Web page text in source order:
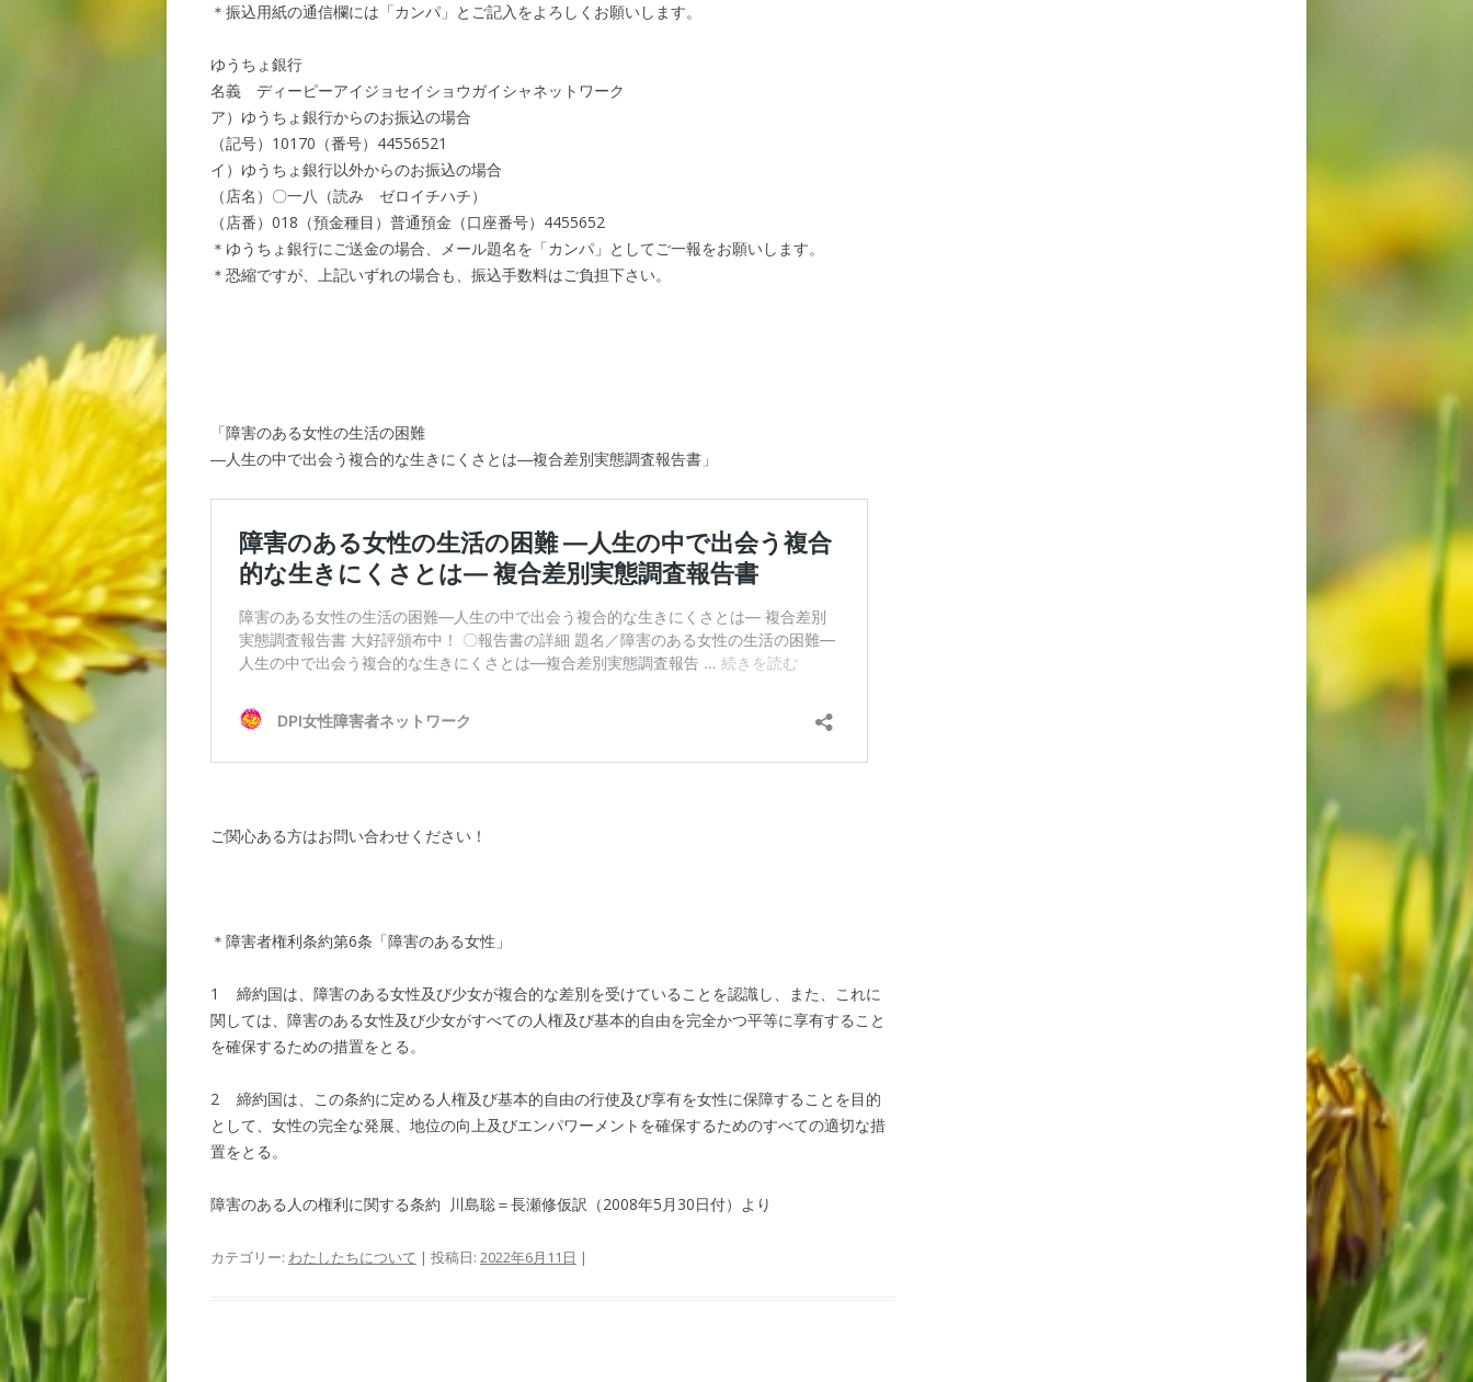
＊振込用紙の通信欄には「カンパ」とご記入をよろしくお願いします。
ゆうちょ銀行
名義 ディーピーアイジョセイショウガイシャネットワーク
ア）ゆうちょ銀行からのお振込の場合
（記号）10170（番号）44556521
イ）ゆうちょ銀行以外からのお振込の場合
（店名）〇一八（読み ゼロイチハチ）
（店番）018（預金種目）普通預金（口座番号）4455652
＊ゆうちょ銀行にご送金の場合、メール題名を「カンパ」としてご一報をお願いします。
＊恐縮ですが、上記いずれの場合も、振込手数料はご負担下さい。
「障害のある女性の生活の困難
―人生の中で出会う複合的な生きにくさとは―複合差別実態調査報告書」
ご関心ある方はお問い合わせください！
＊障害者権利条約第6条「障害のある女性」
1 締約国は、障害のある女性及び少女が複合的な差別を受けていることを認識し、また、これに
関しては、障害のある女性及び少女がすべての人権及び基本的自由を完全かつ平等に享有すること
を確保するための措置をとる。
2 締約国は、この条約に定める人権及び基本的自由の行使及び享有を女性に保障することを目的
として、女性の完全な発展、地位の向上及びエンパワーメントを確保するためのすべての適切な措
置をとる。
障害のある人の権利に関する条約 川島聡＝長瀬修仮訳（2008年5月30日付）より
カテゴリー: わたしたちについて | 投稿日: 2022年6月11日 |